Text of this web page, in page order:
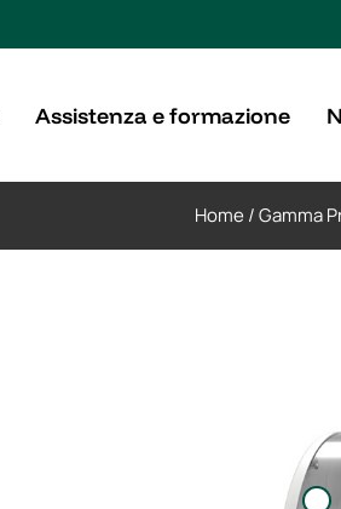
Assistenza e formazione
Home /Gamma